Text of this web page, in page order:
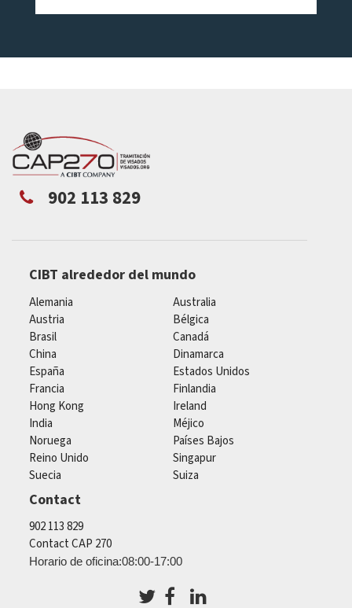
902 113 829
CIBT alrededor del mundo
Alemania
Australia
Austria
Bélgica
Brasil
Canadá
China
Dinamarca
España
Estados Unidos
Francia
Finlandia
Hong Kong
Ireland
India
Méjico
Noruega
Países Bajos
Reino Unido
Singapur
Suecia
Suiza
Contact
902 113 829
Contact CAP 270
Horario de oficina:08:00-17:00